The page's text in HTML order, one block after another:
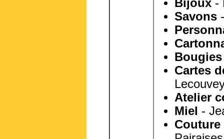
Bijoux-
Savons-
Bougies
Cartes
Atelier
Miel -
Couture